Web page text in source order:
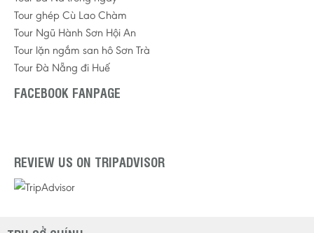
Tour ghép Cù Lao Chàm
Tour Ngũ Hành Sơn Hội An
Tour lặn ngắm san hô Sơn Trà
Tour Đà Nẵng đi Huế
FACEBOOK FANPAGE
REVIEW US ON TRIPADVISOR